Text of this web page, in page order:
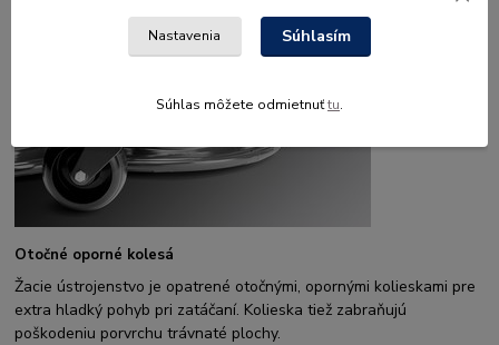
Otočné oporné kolesá
Žacie ústrojenstvo je opatrené otočnými, opornými kolieskami pre
extra hladký pohyb pri zatáčaní. Kolieska tiež zabraňujú
poškodeniu porvrchu trávnaté plochy.
Nastavenia Súhlasím
Súhlas môžete odmietnuťtu.